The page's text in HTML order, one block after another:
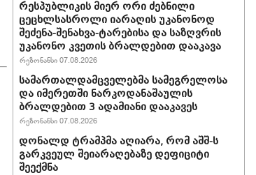
რესპუბლიკის მიერ ორი ძებნილი
ცეცხლსასროლი იარაღის უკანონოდ
შეძენა-შენახვა-ტარებისა და საზღვრის
უკანონო კვეთის ბრალდებით დააკავა
რეზონანსი 07.08.2026
სამართალდამცველებმა სამეგრელოსა
და იმერეთში ნარკოდანაშაულის
ბრალდებით 3 ადამიანი დააკავეს
რეზონანსი 07.08.2026
დონალდ ტრამპმა აღიარა, რომ აშშ-ს
გარკვეულ შეიარაღებაზე დეფიციტი
შეექმნა